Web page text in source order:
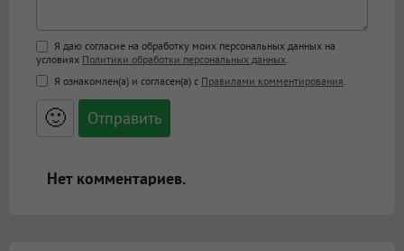
Поддержка HTML
<b>, <strong>, <u>, <i>, <em>, <s>, <big>,
<small>, <sup>, <sub>, <pre>, <ul>, <ol>, <li>,
<blockquote>, <code> экранирует HTML,
адреса URL автоматически становятся
ссылками, и [img]адрес[/img] будет
Я даю согласие на обработку моих персональных данных на
условиях Политики обработки персональных данных
Я ознакомлен(а) и согласен(а) с Правилами комментирования
🙂
Нет комментариев.